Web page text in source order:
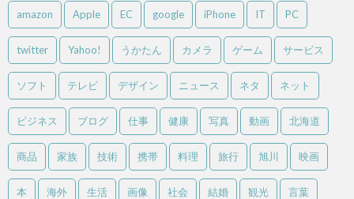
amazon Apple EC google iPhone IT PC
twitter Yahoo! うかたん カメラ ゲーム サービス
ソフト テレビ デザイン ニュース ネタ ネット
ビジネス ブログ 仕事 健康 写真 動画 北海道
商品 家族 技術 携帯 料理 旅行 旭川 映画
本 海外 生活 画像 社会 結婚 観光 言葉